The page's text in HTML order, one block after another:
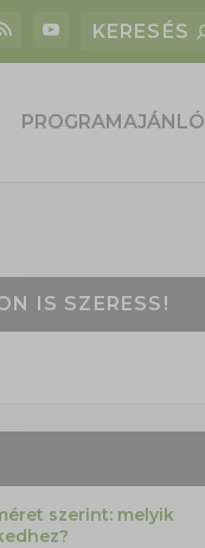
PROGRAMAJÁNLÓ
IS SZERESS!
szerint: melyik